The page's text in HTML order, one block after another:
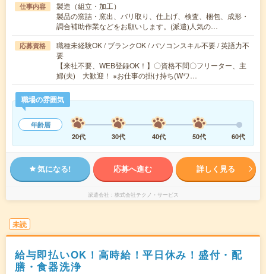
仕事内容
製造（組立・加工）
製品の窯詰・窯出、バリ取り、仕上げ、検査、梱包、成形・
調合補助作業などをお願いします。(派遣)人気の…
応募資格
職種未経験OK / ブランクOK / パソコンスキル不要 / 英語力不
要
【来社不要、WEB登録OK！】〇資格不問〇フリーター、主
婦(夫) 大歓迎！ ※お仕事の掛け持ち(Wワ…
職場の雰囲気
年齢層
20代
30代 40代 50代 60代
気になる! 応募へ進む 詳しく見る
派遣会社 株式会社テクノ・サービス
未読
給与即払いOK！高時給！平日休み！盛付・配
膳・食器洗浄